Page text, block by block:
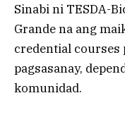
Sinabi ni TESDA-
Grande na ang
credential courses
pagsasanay,
komunidad.